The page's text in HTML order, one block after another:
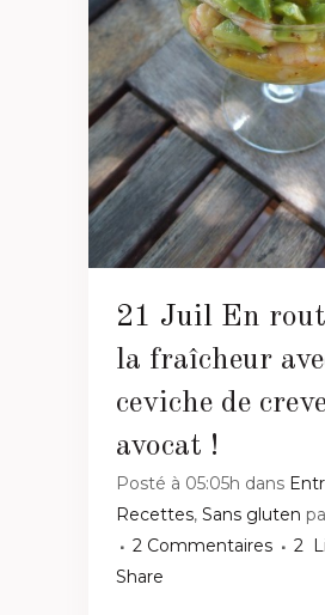
21 Juil En
la fraîcheur
ceviche de
avocat !
Posté à 05:05h dans
Recettes, Sans gluten
2 Commentaires
2
Share